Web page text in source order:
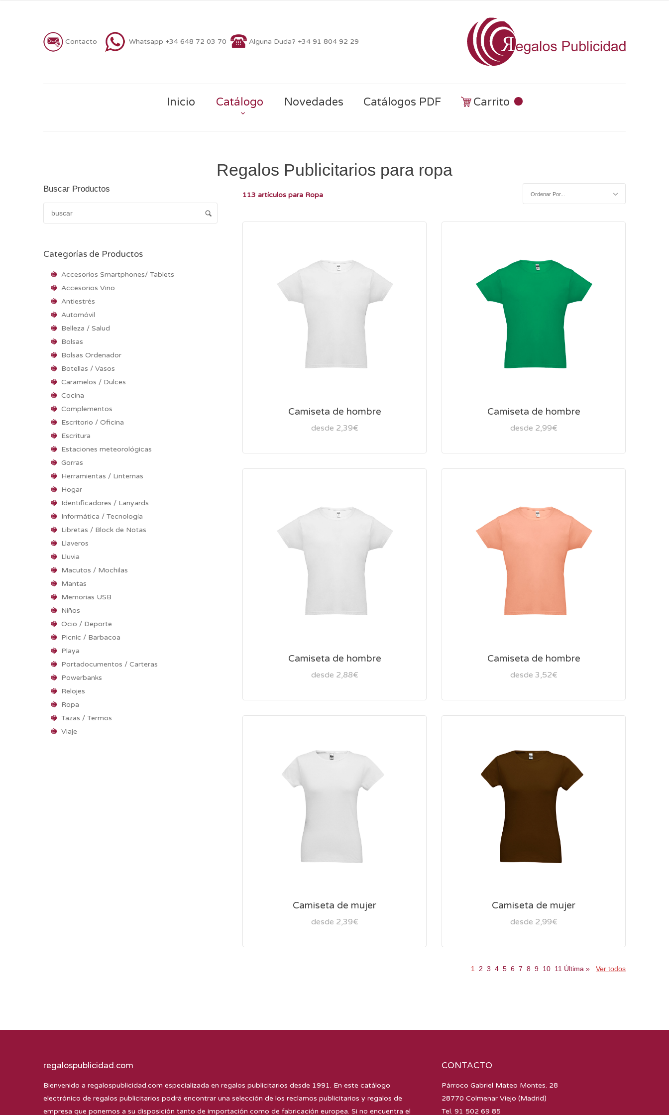
Contacto Whatsapp +34 648 72 03 70 Alguna Duda? +34 91 804 92 29
Inicio Catálogo Novedades Catálogos PDF Carrito
Regalos Publicitarios para ropa
113 artículos para Ropa
Camiseta de hombre
desde 2,39€
Camiseta de hombre
desde 2,99€
Camiseta de hombre
desde 2,88€
Camiseta de hombre
desde 3,52€
Camiseta de mujer
desde 2,39€
Camiseta de mujer
desde 2,99€
1 2 3 4 5 6 7 8 9 10 11 Última » Ver todos
Buscar Productos
Categorías de Productos
Accesorios Smartphones/ Tablets
Accesorios Vino
Antiestrés
Automóvil
Belleza / Salud
Bolsas
Bolsas Ordenador
Botellas / Vasos
Caramelos / Dulces
Cocina
Complementos
Escritorio / Oficina
Escritura
Estaciones meteorológicas
Gorras
Herramientas / Linternas
Hogar
Identificadores / Lanyards
Informática / Tecnología
Libretas / Block de Notas
Llaveros
Lluvia
Macutos / Mochilas
Mantas
Memorias USB
Niños
Ocio / Deporte
Picnic / Barbacoa
Playa
Portadocumentos / Carteras
Powerbanks
Relojes
Ropa
Tazas / Termos
Viaje
regalospublicidad.com
Bienvenido a regalospublicidad.com especializada en regalos publicitarios desde 1991. En este catálogo
electrónico de regalos publicitarios podrá encontrar una selección de los reclamos publicitarios y regalos de
empresa que ponemos a su disposición tanto de importación como de fabricación europea. Si no encuentra el
CONTACTO
Párroco Gabriel Mateo Montes. 28
28770 Colmenar Viejo (Madrid)
Tel. 91 502 69 85